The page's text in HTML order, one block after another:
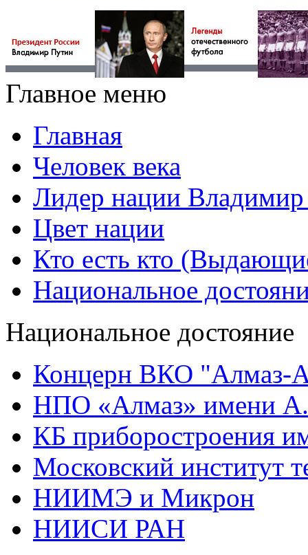
Главное меню
Главная
Человек века
Лидер нации
Цвет нации
Кто есть кто
Национальное
Национальное достояние
Концерн ВКО "Алмаз-
НПО «Алмаз» имени
КБ приборостроения
Московский институт
НИИМЭ и Микрон
НИИСИ РАН